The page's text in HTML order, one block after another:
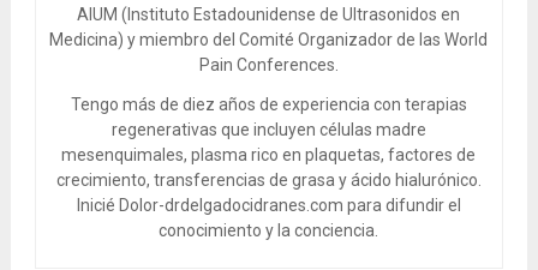
AIUM (Instituto Estadounidense de Ultrasonidos en
Medicina) y miembro del Comité Organizador de las World
Pain Conferences.
Tengo más de diez años de experiencia con terapias
regenerativas que incluyen células madre
mesenquimales, plasma rico en plaquetas, factores de
crecimiento, transferencias de grasa y ácido hialurónico.
Inicié Dolor-drdelgadocidranes.com para difundir el
conocimiento y la conciencia.